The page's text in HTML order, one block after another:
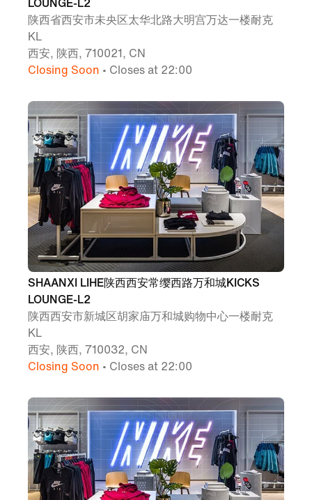
LOUNGE-L2
陕西省西安市未央区太华北路大明宫万达一楼耐克
KL
西安, 陕西, 710021, CN
Closing Soon • Closes at 22:00
SHAANXI LIHE陕西西安常缨西路万和城KICKS
LOUNGE-L2
陕西西安市新城区胡家庙万和城购物中心一楼耐克
KL
西安, 陕西, 710032, CN
Closing Soon • Closes at 22:00